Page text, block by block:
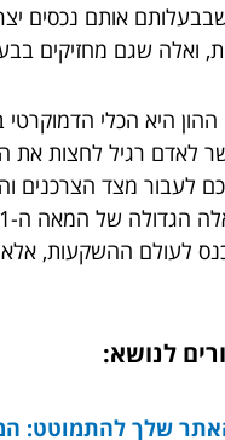
אותם נכסים
ואלה שגם מחזיקים
היא הכלי הדמוקרטי
לאדם רגיל לחצות את
לעבור מצד הצרכנים
של המאה ה-21 אינה עוד
לעולם ההשקעות,
לנושא:
שלך להתמוטט: